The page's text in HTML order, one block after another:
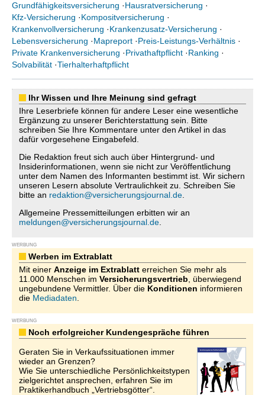
Grundfähigkeitsversicherung ·Hausratversicherung ·
Kfz-Versicherung ·Kompositversicherung ·
Krankenvollversicherung ·Krankenzusatz-Versicherung ·
Lebensversicherung ·Mapreport ·Preis-Leistungs-Verhältnis ·
Private Krankenversicherung ·Privathaftpflicht ·Ranking ·
Solvabilität ·Tierhalterhaftpflicht
Ihr Wissen und Ihre Meinung sind gefragt
Ihre Leserbriefe können für andere Leser eine wesentliche
Ergänzung zu unserer Berichterstattung sein. Bitte
schreiben Sie Ihre Kommentare unter den Artikel in das
dafür vorgesehene Eingabefeld.
Die Redaktion freut sich auch über Hintergrund- und
Insiderinformationen, wenn sie nicht zur Veröffentlichung
unter dem Namen des Informanten bestimmt ist. Wir sichern
unseren Lesern absolute Vertraulichkeit zu. Schreiben Sie
bitte an redaktion@versicherungsjournal.de
Allgemeine Pressemitteilungen erbitten wir an
meldungen@versicherungsjournal.de
WERBUNG
Werben im Extrablatt
Mit einer Anzeige im Extrablatt erreichen Sie mehr als
11.000 Menschen im Versicherungsvertrieb , überwiegend
ungebundene Vermittler. Über die Konditionen informieren
die Mediadaten
WERBUNG
Noch erfolgreicher Kundengespräche führen
Geraten Sie in Verkaufssituationen immer
wieder an Grenzen?
Wie Sie unterschiedliche Persönlichkeitstypen
zielgerichtet ansprechen, erfahren Sie im
Praktikerhandbuch „Vertriebsgötter“.